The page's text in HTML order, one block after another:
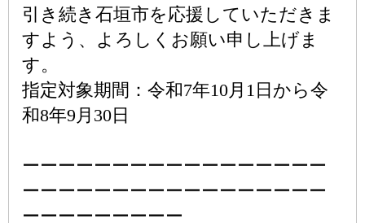
引き続き石垣市を応援していただきま
すよう、よろしくお願い申し上げま
す。
指定対象期間：令和7年10月1日から令
和8年9月30日
ーーーーーーーーーーーーーーーーー
ーーーーーーーーーーーーーーーーー
ーーーーーーーーー